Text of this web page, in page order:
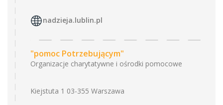
nadzieja.lublin.pl
"pomoc Potrzebującym"
Organizacje charytatywne i ośrodki pomocowe
Kiejstuta 1 03-355 Warszawa